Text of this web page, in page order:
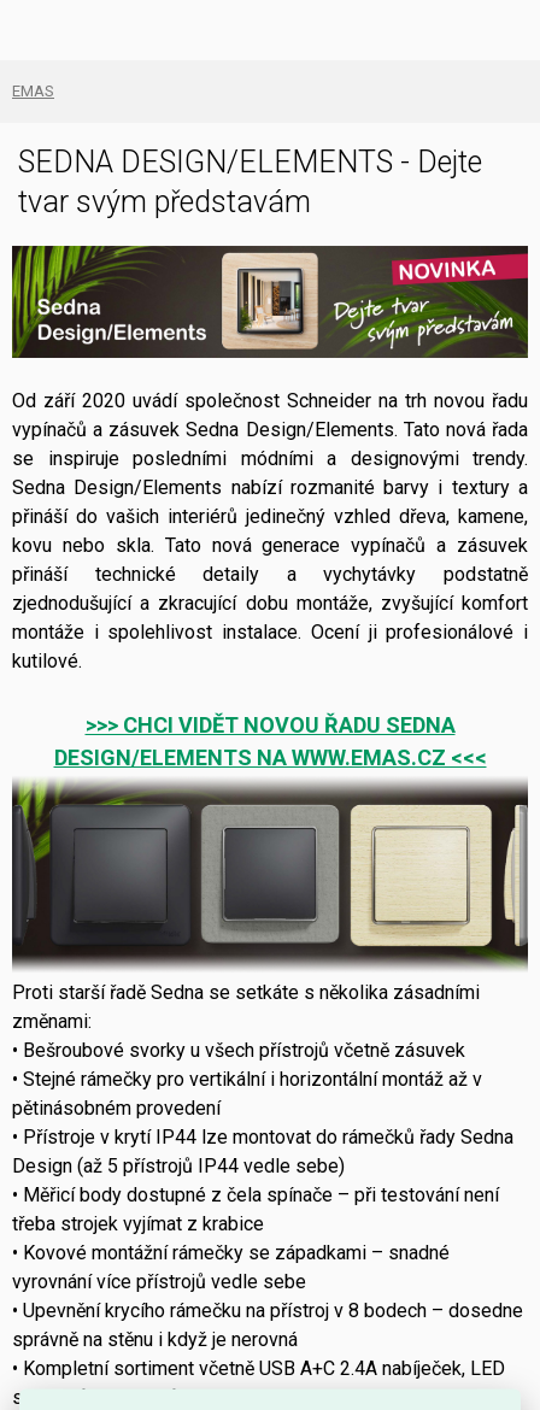
EMAS
SEDNA DESIGN/ELEMENTS - Dejte
tvar svým představám
Od září 2020 uvádí společnost Schneider na trh novou řadu
vypínačů a zásuvek Sedna Design/Elements. Tato nová řada
se inspiruje posledními módními a designovými trendy.
Sedna Design/Elements nabízí rozmanité barvy i textury a
přináší do vašich interiérů jedinečný vzhled dřeva, kamene,
kovu nebo skla. Tato nová generace vypínačů a zásuvek
přináší technické detaily a vychytávky podstatně
zjednodušující a zkracující dobu montáže, zvyšující komfort
montáže i spolehlivost instalace. Ocení ji profesionálové i
kutilové.
>>> CHCI VIDĚT NOVOU ŘADU SEDNA
DESIGN/ELEMENTS NA WWW.EMAS.CZ <<<
Proti starší řadě Sedna se setkáte s několika zásadními
změnami:
• Bešroubové svorky u všech přístrojů včetně zásuvek
• Stejné rámečky pro vertikální i horizontální montáž až v
pětinásobném provedení
• Přístroje v krytí IP44 lze montovat do rámečků řady Sedna
Design (až 5 přístrojů IP44 vedle sebe)
• Měřicí body dostupné z čela spínače – při testování není
třeba strojek vyjímat z krabice
• Kovové montážní rámečky se západkami – snadné
vyrovnání více přístrojů vedle sebe
• Upevnění krycího rámečku na přístroj v 8 bodech – dosedne
správně na stěnu i když je nerovná
• Kompletní sortiment včetně USB A+C 2.4A nabíječek, LED
stmívačů, detektorů pohybu se spínačem, trojnásobného